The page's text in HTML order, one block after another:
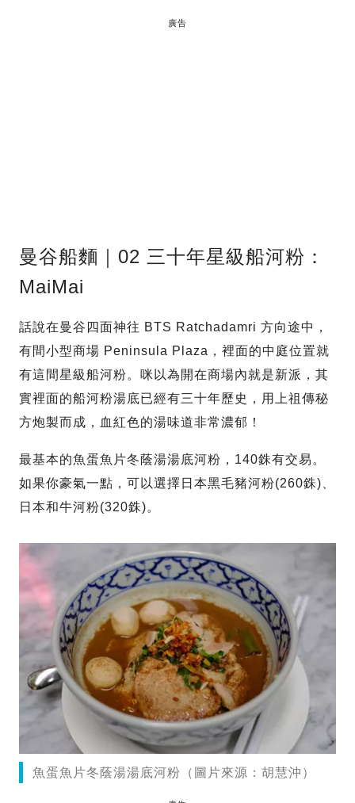
廣告
曼谷船麵｜02 三十年星級船河粉：
MaiMai
話說在曼谷四面神往 BTS Ratchadamri 方向途中，
有間小型商場 Peninsula Plaza，裡面的中庭位置就
有這間星級船河粉。咪以為開在商場內就是新派，其
實裡面的船河粉湯底已經有三十年歷史，用上祖傳秘
方炮製而成，血紅色的湯味道非常濃郁！
最基本的魚蛋魚片冬蔭湯湯底河粉，140銖有交易。
如果你豪氣一點，可以選擇日本黑毛豬河粉(260銖)、
日本和牛河粉(320銖)。
魚蛋魚片冬蔭湯湯底河粉（圖片來源：胡慧沖）